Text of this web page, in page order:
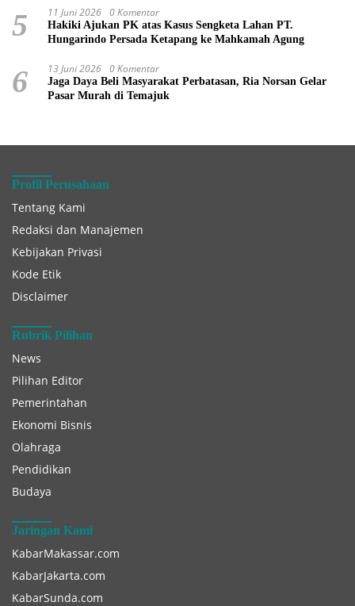
5 11 Juni 2026 0 Komentar
Hakiki Ajukan PK atas Kasus Sengketa Lahan PT.
Hungarindo Persada Ketapang ke Mahkamah Agung
6 13 Juni 2026 0 Komentar
Jaga Daya Beli Masyarakat Perbatasan, Ria Norsan Gelar
Pasar Murah di Temajuk
Profil Perusahaan
Tentang Kami
Redaksi dan Manajemen
Kebijakan Privasi
Kode Etik
Disclaimer
Rubrik Pilihan
News
Pilihan Editor
Pemerintahan
Ekonomi Bisnis
Olahraga
Pendidikan
Budaya
Jaringan Kami
KabarMakassar.com
KabarJakarta.com
KabarSunda.com